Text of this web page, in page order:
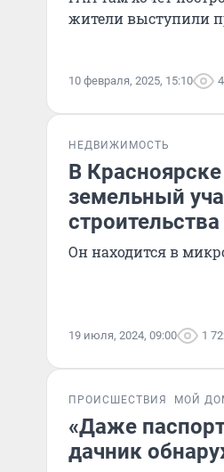
жители выступили
10 февраля, 2025, 15:10
НЕДВИЖИМОСТЬ
В
земельный
Он находится в
19 июля, 2024, 09:00 1
ПРОИСШЕСТВИЯ МОЙ
«Даже
дачник